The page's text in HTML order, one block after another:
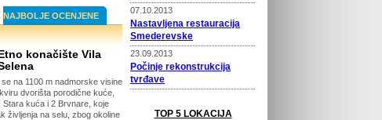
NAJBOLJE OCENJENE
konačište Vila
na 1100 m nadmorske visine
dvorišta porodične kuće,
kuća i 2 Brvnare, koje
življenja na selu, zbog okoline
07.10.2013
Nastavljena restauracija
Smederevske
23.09.2013
Počinje rekonstrukcija
tvrđave
Prošireni kapaciteti Vile
TOP 5 LOKACIJA